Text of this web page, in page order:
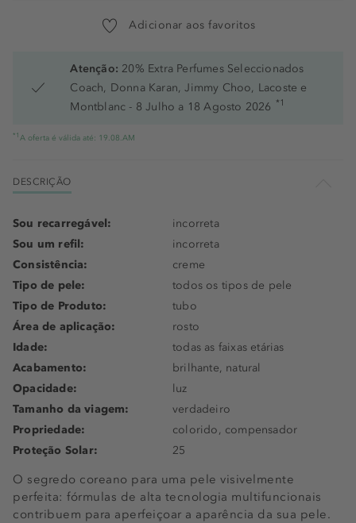
Adicionar aos favoritos
Atenção: 20% Extra Perfumes Seleccionados
Coach, Donna Karan, Jimmy Choo, Lacoste e
Montblanc - 8 Julho a 18 Agosto 2026 *1
*1 A oferta é válida até: 19.08.AM
DESCRIÇÃO
O segredo coreano para uma pele visivelmente
perfeita: fórmulas de alta tecnologia multifuncionais
contribuem para aperfeiçoar a aparência da sua pele.
Sou recarregável:
incorreta
Sou um refil:
incorreta
Consistência:
creme
Tipo de pele:
todos os tipos de pele
Tipo de Produto:
tubo
Área de aplicação:
rosto
Idade:
todas as faixas etárias
Acabamento:
brilhante, natural
Opacidade:
luz
Tamanho da viagem:
verdadeiro
Propriedade:
colorido, compensador
Proteção Solar:
25